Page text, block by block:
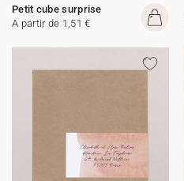
Petit cube surprise
A partir de 1,51 €